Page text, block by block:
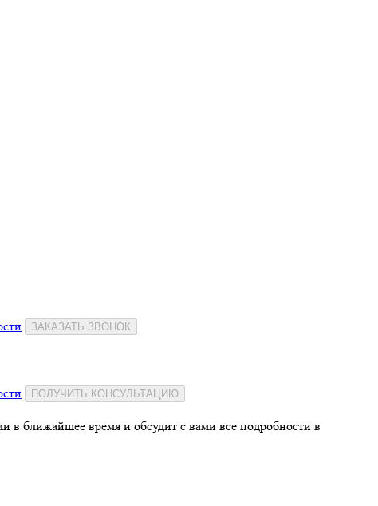
ЗАКАЗАТЬ ЗВОНОК
ПОЛУЧИТЬ КОНСУЛЬТАЦИЮ
в ближайшее время и обсудит с вами все подробности в